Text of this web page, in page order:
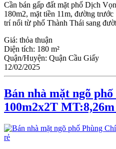
Cần bán gấp đất mặt phố Dịch
180m2, mặt tiền 11m, đường
trí nối từ phố Thành Thái sang
Giá: thỏa thuận
Diện tích: 180 m²
Quận/Huyện: Quận Cầu Giấy
12/02/2025
Bán nhà mặt ngõ
100m2x2T